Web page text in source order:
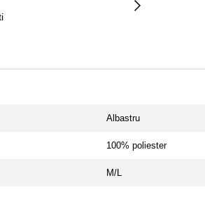
Albastru
100% poliester
M/L